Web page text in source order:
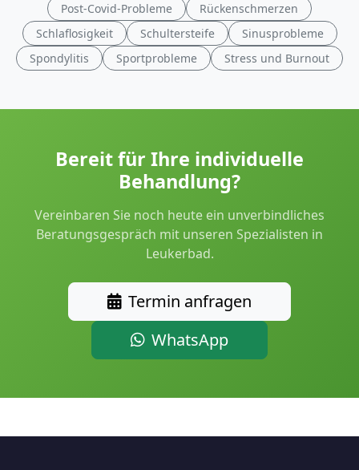
Post-Covid-Probleme
Rückenschmerzen
Schlaflosigkeit
Schultersteife
Sinusprobleme
Spondylitis
Sportprobleme Stress und Burnout
Bereit für Ihre individuelle
Behandlung?
Vereinbaren Sie noch heute ein unverbindliches
Beratungsgespräch mit unseren Spezialisten in
Leukerbad.
Termin anfragen
WhatsApp